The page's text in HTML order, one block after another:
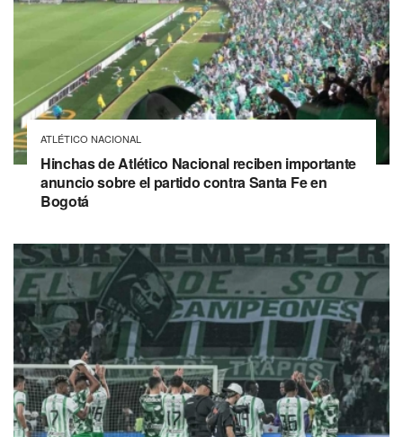
ATLÉTICO NACIONAL
Hinchas de Atlético Nacional reciben importante
anuncio sobre el partido contra Santa Fe en
Bogotá